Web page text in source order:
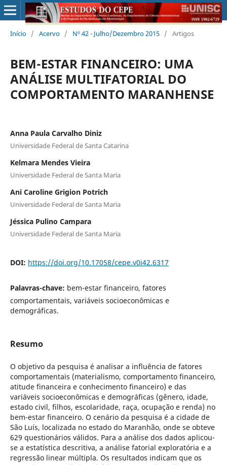
Início / Acervo / Nº 42 - Julho/Dezembro 2015 / Artigos
BEM-ESTAR FINANCEIRO: UMA
ANÁLISE MULTIFATORIAL DO
COMPORTAMENTO MARANHENSE
Anna Paula Carvalho Diniz
Universidade Federal de Santa Catarina
Kelmara Mendes Vieira
Universidade Federal de Santa Maria
Ani Caroline Grigion Potrich
Universidade Federal de Santa Maria
Jéssica Pulino Campara
Universidade Federal de Santa Maria
DOI: https://doi.org/10.17058/cepe.v0i42.6317
Palavras-chave: bem-estar financeiro, fatores
comportamentais, variáveis socioeconômicas e
demográficas.
Resumo
O objetivo da pesquisa é analisar a influência de fatores
comportamentais (materialismo, comportamento financeiro,
atitude financeira e conhecimento financeiro) e das
variáveis socioeconômicas e demográficas (gênero, idade,
estado civil, filhos, escolaridade, raça, ocupação e renda) no
bem-estar financeiro. O cenário da pesquisa é a cidade de
São Luís, localizada no estado do Maranhão, onde se obteve
629 questionários válidos. Para a análise dos dados aplicou-
se a estatística descritiva, a análise fatorial exploratória e a
regressão linear múltipla. Os resultados indicam que os